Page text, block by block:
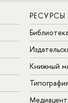
РЕСУРСЫ
Библиотека
Книжный
Типография